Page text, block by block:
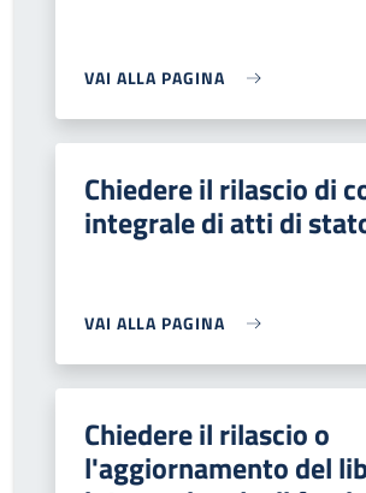
VAI ALLA PAGINA
Chiedere il rilascio di
integrale di atti di
VAI ALLA PAGINA
Chiedere il rilascio o
l'aggiornamento del